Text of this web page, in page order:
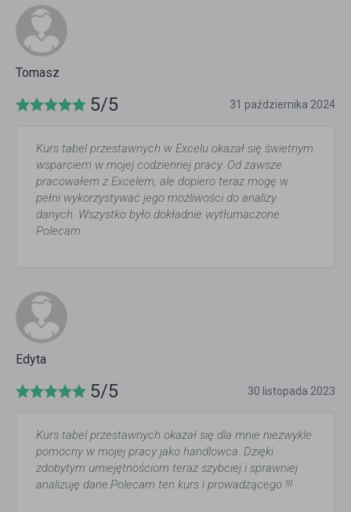
Tomasz
5/5 31 października 2024
Kurs tabel przestawnych w Excelu okazał się świetnym
wsparciem w mojej codziennej pracy. Od zawsze
pracowałem z Excelem, ale dopiero teraz mogę w
pełni wykorzystywać jego możliwości do analizy
danych. Wszystko było dokładnie wytłumaczone.
Polecam.
Edyta
5/5 30 listopada 2023
Kurs tabel przestawnych okazał się dla mnie niezwykle
pomocny w mojej pracy jako handlowca. Dzięki
zdobytym umiejętnościom teraz szybciej i sprawniej
analizuję dane.Polecam ten kurs i prowadzącego !!!